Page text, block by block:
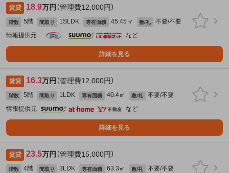
賃貸 18.9万円 （管理費12,000円）
階数 5階 間取り 1SLDK 専有面積 45.45㎡ 敷/礼
不要/不要
情報提供元
など
詳細を見る
賃貸 16.3万円 （管理費12,000円）
階数 5階 間取り 1LDK 専有面積 40.4㎡ 敷/礼
不要/不要
情報提供元
など
詳細を見る
賃貸 23.5万円 （管理費15,000円）
階数 4階 間取り 3LDK 専有面積 63.3㎡ 敷/礼
不要/不要